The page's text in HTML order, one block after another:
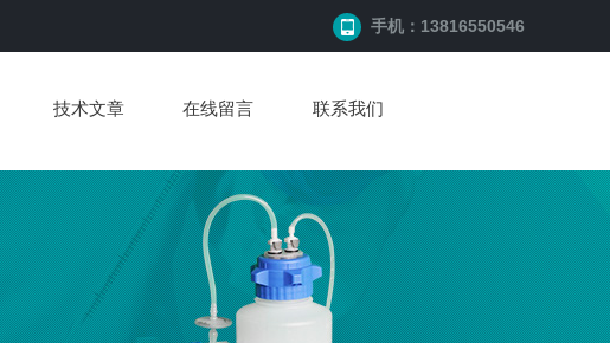
手机：13816550546
技术文章 在线留言 联系我们